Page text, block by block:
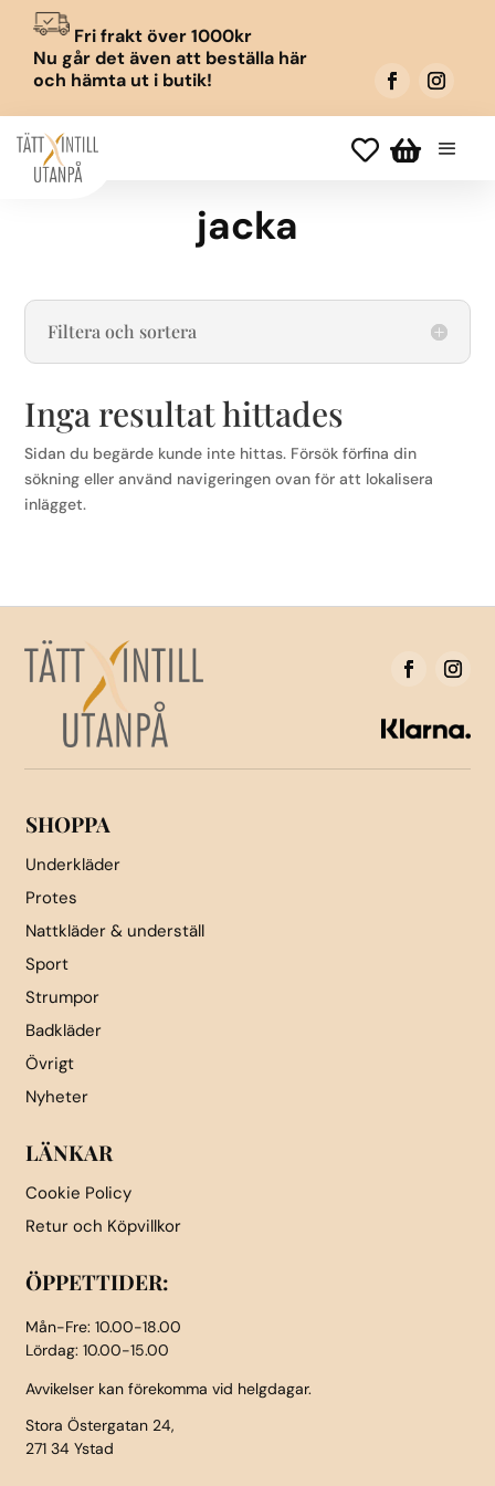
Fri frakt över 1000kr
Nu går det även att beställa här
och hämta ut i butik!
 
jacka
Filtera och sortera
Inga resultat hittades
Sidan du begärde kunde inte hittas. Försök förfina din
sökning eller använd navigeringen ovan för att lokalisera
inlägget.
SHOPPA
Underkläder
Protes
Nattkläder & underställ
Sport
Strumpor
Badkläder
Övrigt
Nyheter
LÄNKAR
Cookie Policy
Retur och Köpvillkor
ÖPPETTIDER:
Mån-Fre: 10.00-18.00
Lördag: 10.00-15.00
Avvikelser kan förekomma vid helgdagar.
Stora Östergatan 24,
271 34 Ystad